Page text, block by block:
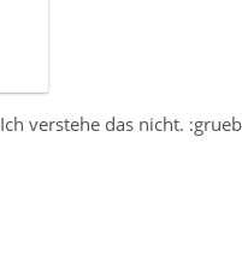
verstehe das nicht.